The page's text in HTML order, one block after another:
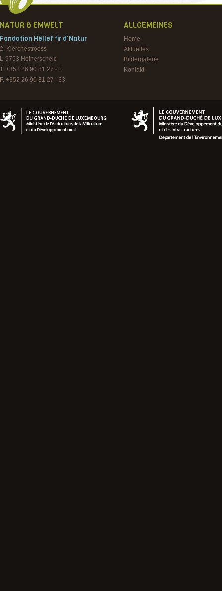
NATUR & EMWELT
Fondation Hëllef fir d'Natur
2, Kierchestrooss
L-9753 Heinerscheid
T. +352 26 90 81 27 - 1
F. +352 26 90 81 27 - 33
ALLGEMEINES
Home
Aktuelles
Bildergalerie
Kontakt